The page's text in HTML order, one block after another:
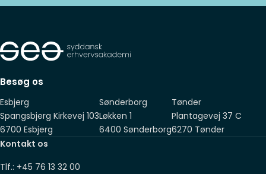
Suppleret med 2 års relevant erhvervserfaring, som du har
eksamen
Besøg os
Esbjerg
Spangsbjerg Kirkevej 103
6700 Esbjerg
Sønderborg
Løkken 1
6400 Sønderborg
Tønder
Plantagevej 37 C
6270 Tønder
Kontakt os
Tlf.: +45 76 13 32 00